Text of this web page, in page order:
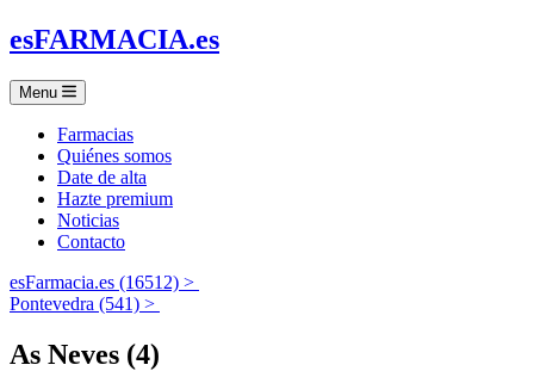
esFARMACIA.es
Menu
Farmacias
Quiénes somos
Date de alta
Hazte premium
Noticias
Contacto
esFarmacia.es (16512) >
Pontevedra (541) >
As Neves (4)